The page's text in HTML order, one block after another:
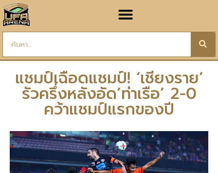
แชมป์เฉือดแชมป์! ‘เชียงราย’
รัวครึ่งหลังอัด’ท่าเรือ’ 2-0
คว้าแชมป์แรกของปี